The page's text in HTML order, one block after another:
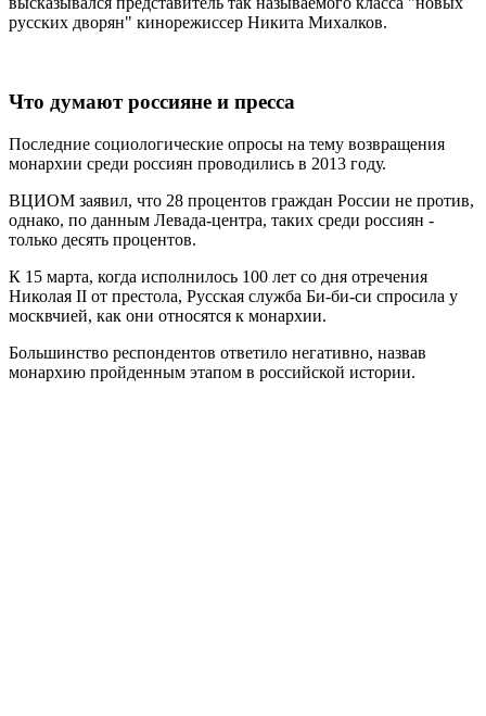
русских дворян" кинорежиссер Никита Михалков.
Что думают россияне и пресса
Последние социологические опросы на тему возвращения
монархии среди россиян проводились в 2013 году.
ВЦИОМ заявил, что 28 процентов граждан России не против,
однако, по данным Левада-центра, таких среди россиян -
только десять процентов.
К 15 марта, когда исполнилось 100 лет со дня отречения
Николая II от престола, Русская служба Би-би-си спросила у
москвчией, как они относятся к монархии.
Большинство респондентов ответило негативно, назвав
монархию пройденным этапом в российской истории.